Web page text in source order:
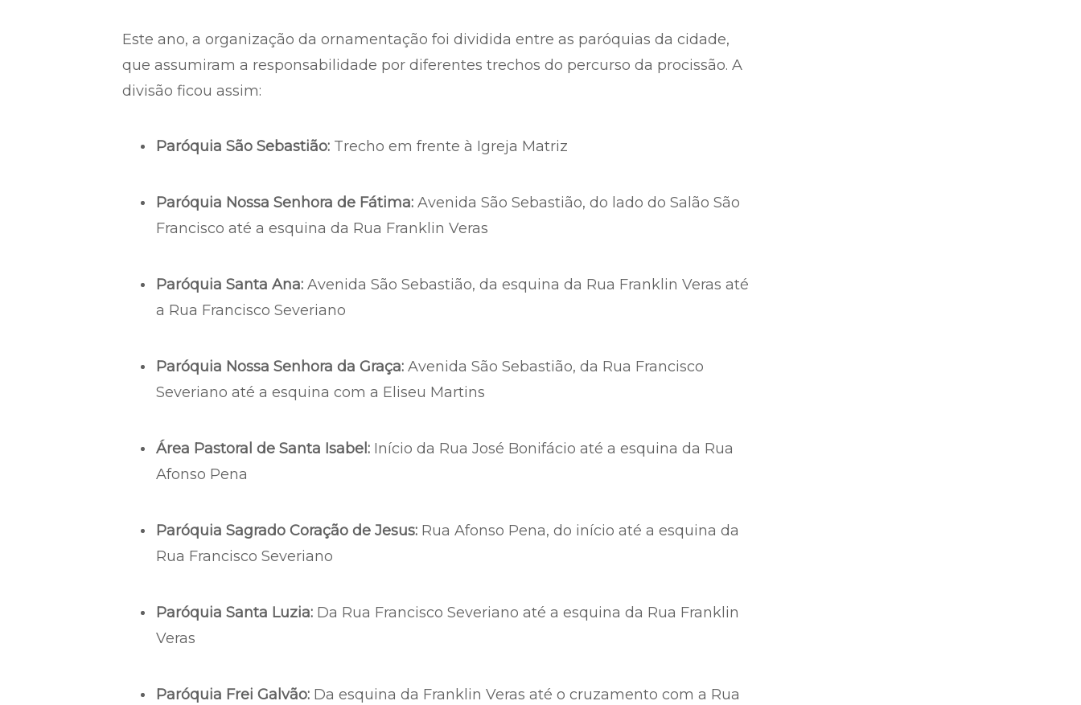
Este ano, a organização da ornamentação foi dividida entre as paróquias da cidade,
que assumiram a responsabilidade por diferentes trechos do percurso da procissão. A
divisão ficou assim:
Paróquia São Sebastião: Trecho em frente à Igreja Matriz
Paróquia Nossa Senhora de Fátima: Avenida São Sebastião, do lado do Salão São
Francisco até a esquina da Rua Franklin Veras
Paróquia Santa Ana: Avenida São Sebastião, da esquina da Rua Franklin Veras até
a Rua Francisco Severiano
Paróquia Nossa Senhora da Graça: Avenida São Sebastião, da Rua Francisco
Severiano até a esquina com a Eliseu Martins
Área Pastoral de Santa Isabel: Início da Rua José Bonifácio até a esquina da Rua
Afonso Pena
Paróquia Sagrado Coração de Jesus: Rua Afonso Pena, do início até a esquina da
Rua Francisco Severiano
Paróquia Santa Luzia: Da Rua Francisco Severiano até a esquina da Rua Franklin
Veras
Paróquia Frei Galvão: Da esquina da Franklin Veras até o cruzamento com a Rua